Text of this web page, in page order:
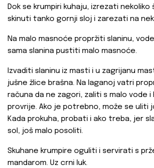
Dok se krumpiri kuhaju, izrezati nekoliko
skinuti tanko gornji sloj i zarezati na
Na malo masnoće propržiti slaninu,
sama slanina pustiti malo masnoće.
Izvaditi slaninu iz masti i u zagrijanu
jušne žlice brašna. Na laganoj vatri
računa da ne zagori, zaliti s malo vode i
provrije. Ako je potrebno, može se uliti
Kada prokuha, probati i ako treba, jer
sol, još malo posoliti.
Skuhane krumpire oguliti i servirati s
mandarom. Uz crni luk.